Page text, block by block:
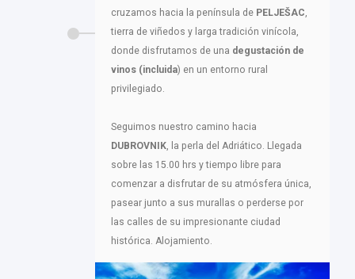
cruzamos hacia la península de PELJEŠAC,
tierra de viñedos y larga tradición vinícola,
donde disfrutamos de una degustación de
vinos (incluida) en un entorno rural
privilegiado.
Seguimos nuestro camino hacia
DUBROVNIK, la perla del Adriático. Llegada
sobre las 15.00 hrs y tiempo libre para
comenzar a disfrutar de su atmósfera única,
pasear junto a sus murallas o perderse por
las calles de su impresionante ciudad
histórica. Alojamiento.